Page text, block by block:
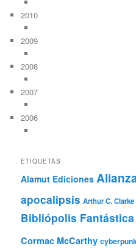
2010
2009
2008
2007
2006
ETIQUETAS
Alamut Ediciones
apocalipsis Arthur C. Clarke
Bibliópolis Fantástica
Cormac McCarthy